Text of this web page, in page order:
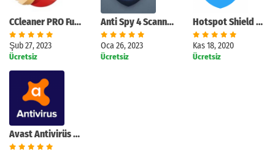
CCleaner PRO Full MOD APK [v6.8.0]
Şub 27, 2023
Ücretsiz
Anti Spy 4 Scanner Spyware PRO Hileli MOD APK [v5.0.1]
Oca 26, 2023
Ücretsiz
Hotspot Shield VPN Premium MOD APK [v8.6.0]
Kas 18, 2020
Ücretsiz
Avast Antivirüs Mobile Premium 2020 APK [v23.17.0]